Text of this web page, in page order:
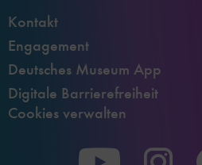
Kontakt
Engagement
Deutsches Museum App
Digitale Barrierefreiheit
Cookies verwalten
Zu Zu